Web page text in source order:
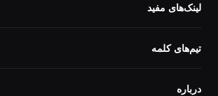
لینک‌های مفید
تیم‌های کلمه
درباره